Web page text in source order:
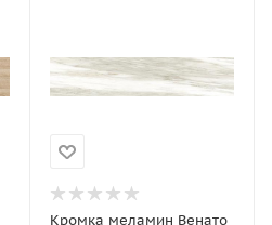
Кромка меламин Венато